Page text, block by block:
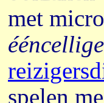
met
spelen